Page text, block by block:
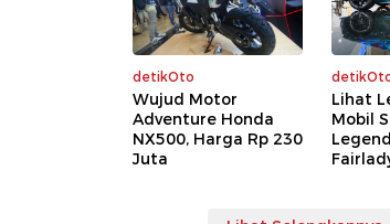
detikOto
Wujud Motor
Adventure Honda
NX500, Harga Rp 230
Juta
Lihat
Mobil